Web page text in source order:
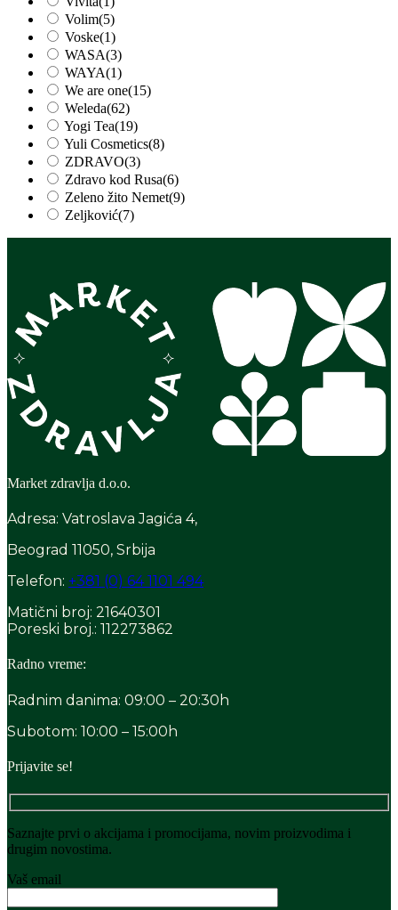
Volim(5)
Voske(1)
WASA(3)
WAYA(1)
We are one(15)
Weleda(62)
Yogi Tea(19)
Yuli Cosmetics(8)
ZDRAVO(3)
Zdravo kod Rusa(6)
Zeleno žito Nemet(9)
Zeljković(7)
Market zdravlja d.o.o.
Adresa: Vatroslava Jagića 4,
Beograd 11050, Srbija
Telefon: +381 (0) 64 1101 494
Matični broj: 21640301
Poreski broj.: 112273862
Radno vreme:
Radnim danima: 09:00 – 20:30h
Subotom: 10:00 – 15:00h
Prijavite se!
Saznajte prvi o akcijama i promocijama, novim proizvodima i
drugim novostima.
Vaš email